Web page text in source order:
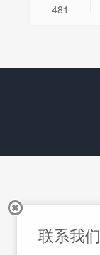
481
联系我们